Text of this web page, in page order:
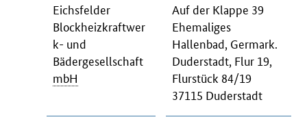
Eichsfelder
Blockheizkraftwer
k- und
Bädergesellschaft
mbH
Auf der Klappe 39
Ehemaliges
Hallenbad, Germark.
Duderstadt, Flur 19,
Flurstück 84/19
37115 Duderstadt